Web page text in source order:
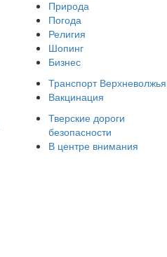
Природа
Погода
Религия
Шопинг
Бизнес
Транспорт Верхневолжья
Вакцинация
Тверские дороги
безопасности
В центре внимания